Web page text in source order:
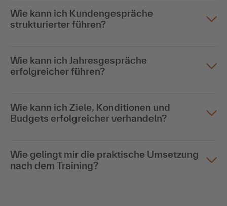
Wie kann ich Kundengespräche
strukturierter führen?
Wie kann ich Jahresgespräche
erfolgreicher führen?
Wie kann ich Ziele, Konditionen und
Budgets erfolgreicher verhandeln?
Wie gelingt mir die praktische Umsetzung
nach dem Training?